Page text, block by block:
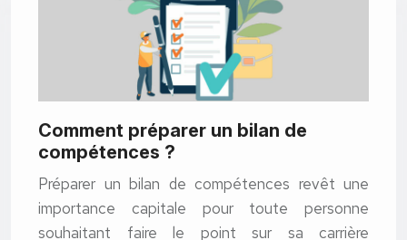
Comment préparer un bilan de
compétences ?
Préparer un bilan de compétences revêt une
importance capitale pour toute personne
souhaitant faire le point sur sa carrière